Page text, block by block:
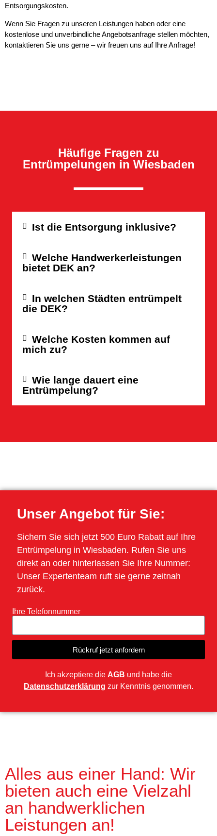
Entsorgungskosten.
Wenn Sie Fragen zu unseren Leistungen haben oder eine
kostenlose und unverbindliche Angebotsanfrage stellen möchten,
kontaktieren Sie uns gerne – wir freuen uns auf Ihre Anfrage!
Häufige Fragen zu
Entrümpelungen in Wiesbaden
Ist die Entsorgung inklusive?
Welche Handwerkerleistungen
bietet DEK an?
In welchen Städten entrümpelt
die DEK?
Welche Kosten kommen auf
mich zu?
Wie lange dauert eine
Entrümpelung?
Unser Angebot für Sie:
Sichern Sie sich jetzt 500 Euro Rabatt auf Ihre
Entrümpelung in Wiesbaden. Rufen Sie uns
direkt an oder hinterlassen Sie Ihre Nummer:
Unser Expertenteam ruft sie gerne zeitnah
zurück.
Ihre Telefonnummer
Rückruf jetzt anfordern
Ich akzeptiere die AGB und habe die
Datenschutzerklärung zur Kenntnis genommen.
Alles aus einer Hand: Wir
bieten auch eine Vielzahl
an handwerklichen
Leistungen an!